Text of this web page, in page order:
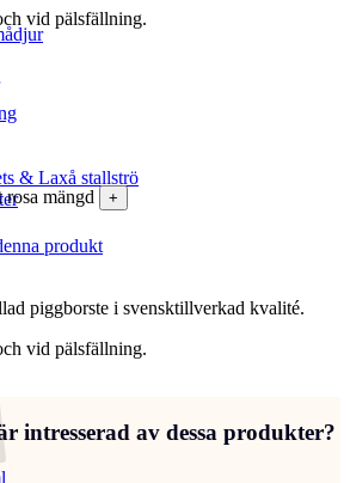
& Laxå stallströ
vid pälsfällning.
rosa mängd
produkt
piggborste i svensktillverkad kvalité.
vid pälsfällning.
intresserad av dessa produkter?